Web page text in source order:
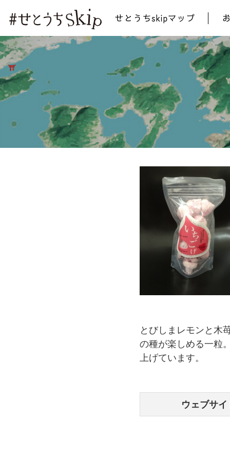
せとうちskipマップ
とびしまレモンと木
の種が楽しめる一粒
上げています。
ウェブサイ